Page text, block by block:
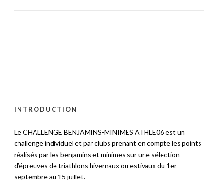
INTRODUCTION
Le CHALLENGE BENJAMINS-MINIMES ATHLE06 est un
challenge individuel et par clubs prenant en compte les points
réalisés par les benjamins et minimes sur une sélection
d’épreuves de triathlons hivernaux ou estivaux du 1er
septembre au 15 juillet.